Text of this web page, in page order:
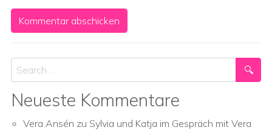
Search
Neueste Kommentare
Vera Ansén zu Sylvia und Katja im Gespräch mit Vera